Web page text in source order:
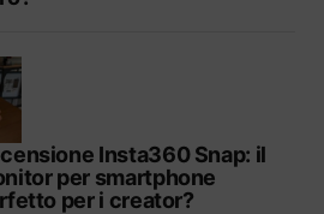
Insta360 Snap: il
per smartphone
per i creator?